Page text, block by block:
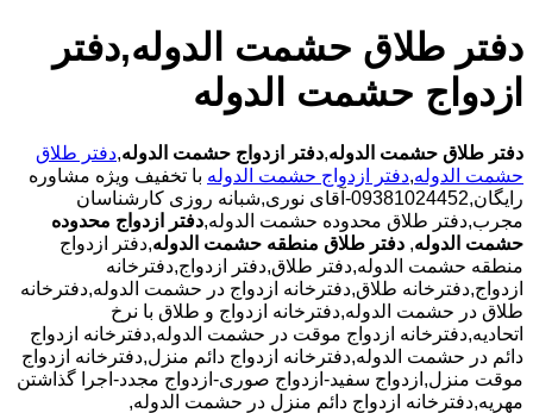
دفتر طلاق حشمت الدوله,دفتر
ازدواج حشمت الدوله
دفتر طلاق حشمت الدوله,دفتر ازدواج حشمت الدوله,دفتر طلاق
حشمت الدوله,دفتر ازدواج حشمت الدوله با تخفیف ویژه مشاوره
رایگان,09381024452-آقای نوری,شبانه روزی کارشناسان
مجرب,دفتر طلاق محدوده حشمت الدوله,دفتر ازدواج محدوده
حشمت الدوله, دفتر طلاق منطقه حشمت الدوله,دفتر ازدواج
منطقه حشمت الدوله,دفتر طلاق,دفتر ازدواج,دفترخانه
ازدواج,دفترخانه طلاق,دفترخانه ازدواج در حشمت الدوله,دفترخانه
طلاق در حشمت الدوله,دفترخانه ازدواج و طلاق با نرخ
اتحادیه,دفترخانه ازدواج موقت در حشمت الدوله,دفترخانه ازدواج
دائم در حشمت الدوله,دفترخانه ازدواج دائم منزل,دفترخانه ازدواج
موقت منزل,ازدواج سفید-ازدواج صوری-ازدواج مجدد-اجرا گذاشتن
مهریه,دفترخانه ازدواج دائم منزل در حشمت الدوله,